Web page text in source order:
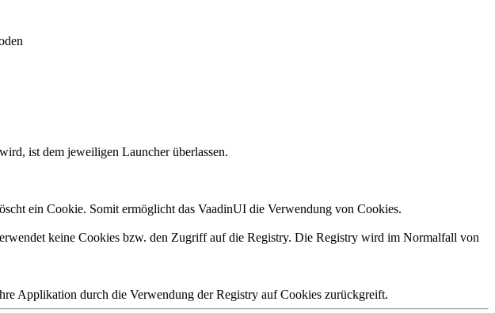
ist dem jeweiligen Launcher überlassen.
ein Cookie. Somit ermöglicht das VaadinUI die Verwendung von Cookies.
keine Cookies bzw. den Zugriff auf die Registry. Die Registry wird im Normalfall von
Applikation durch die Verwendung der Registry auf Cookies zurückgreift.